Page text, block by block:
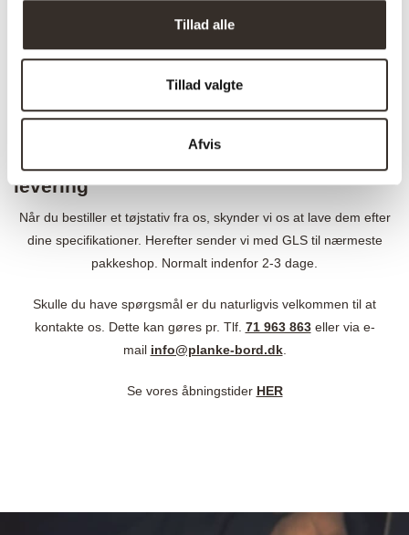
Tillad alle
Tillad valgte
Afvis
løsning til skabet med vores mange modeller.
Find alle de forskellige modeller her på siden.
af inden brug, da der kan være olie og sværte fra produktionen.
Få leveret til pakkeshop med hurtig
levering
Når du bestiller et tøjstativ fra os, skynder vi os at lave dem efter
dine specifikationer. Herefter sender vi med GLS til nærmeste
pakkeshop. Normalt indenfor 2-3 dage.
Skulle du have spørgsmål er du naturligvis velkommen til at
kontakte os. Dette kan gøres pr. Tlf. 71 963 863eller via e-
mail info@planke-bord.dk.
Se vores åbningstider HER